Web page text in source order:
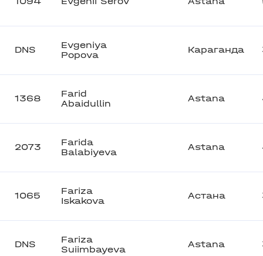
DNS
Evgeniya
Popova
Караганда
1368
Farid
Abaidullin
Astana
2073
Farida
Balabiyeva
Astana
1065
Fariza
Iskakova
Астана
DNS
Fariza
Suiimbayeva
Astana